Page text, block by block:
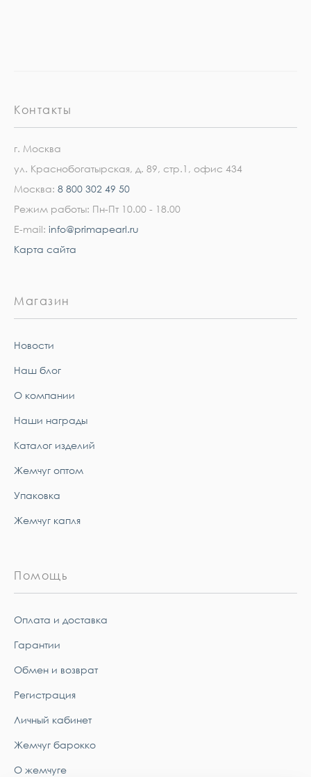
Контакты
г. Москва
ул. Краснобогатырская, д. 89, стр.1, офис 434
Москва: 8 800 302 49 50
Режим работы: Пн-Пт 10.00 - 18.00
E-mail: info@primapearl.ru
Карта сайта
Магазин
Новости
Наш блог
О компании
Наши награды
Каталог изделий
Жемчуг оптом
Упаковка
Жемчуг капля
Помощь
Оплата и доставка
Гарантии
Обмен и возврат
Регистрация
Личный кабинет
Жемчуг барокко
О жемчуге